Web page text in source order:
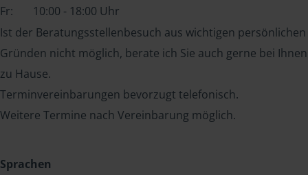
Fr:
10:00 - 18:00 Uhr
Ist der Beratungsstellenbesuch aus wichtigen persönlichen
Gründen nicht möglich, berate ich Sie auch gerne bei Ihnen
zu Hause.
Terminvereinbarungen bevorzugt telefonisch.
Weitere Termine nach Vereinbarung möglich.
Sprachen